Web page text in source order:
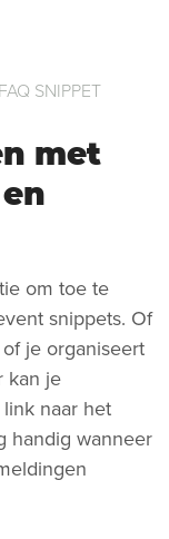
SNIPPET
met
om toe te
snippets. Of
je organiseert
kan je
naar het
handig wanneer